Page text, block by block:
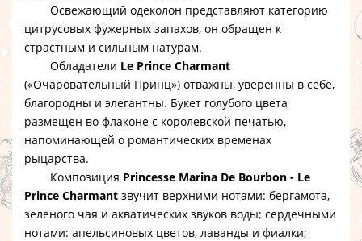
Освежающий одеколон представляют категорию
цитрусовых фужерных запахов, он обращен к
страстным и сильным натурам.
Обладатели Le Prince Charmant
(«Очаровательный Принц») отважны, уверенны в себе,
благородны и элегантны. Букет голубого цвета
размещен во флаконе с королевской печатью,
напоминающей о романтических временах
рыцарства.
Композиция Princesse Marina De Bourbon - Le
Prince Charmant звучит верхними нотами: бергамота,
зеленого чая и акватических звуков воды; сердечными
нотами: апельсиновых цветов, лаванды и фиалки;